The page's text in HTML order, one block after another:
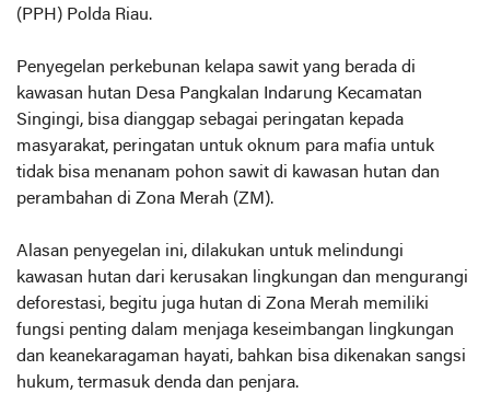
(PPH) Polda Riau.
Penyegelan perkebunan kelapa sawit yang berada di
kawasan hutan Desa Pangkalan Indarung Kecamatan
Singingi, bisa dianggap sebagai peringatan kepada
masyarakat, peringatan untuk oknum para mafia untuk
tidak bisa menanam pohon sawit di kawasan hutan dan
perambahan di Zona Merah (ZM).
Alasan penyegelan ini, dilakukan untuk melindungi
kawasan hutan dari kerusakan lingkungan dan mengurangi
deforestasi, begitu juga hutan di Zona Merah memiliki
fungsi penting dalam menjaga keseimbangan lingkungan
dan keanekaragaman hayati, bahkan bisa dikenakan sangsi
hukum, termasuk denda dan penjara.